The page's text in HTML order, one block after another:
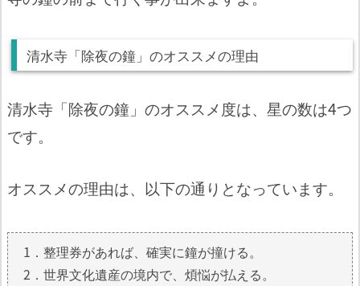
清水寺「除夜の鐘」のオススメの理由
清水寺「除夜の鐘」のオススメ度は、星の数は4つ
です。
オススメの理由は、以下の通りとなっています。
1．整理券があれば、確実に鐘が撞ける。
2．世界文化遺産の境内で、煩悩が払える。